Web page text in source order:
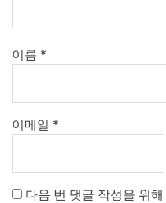
이름 *
이메일 *
다음 번 댓글 작성을 위